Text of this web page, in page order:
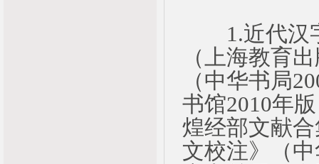
1.近代汉字
（上海教育
（中华书局
书馆2010年
煌经部文献
文校注》（